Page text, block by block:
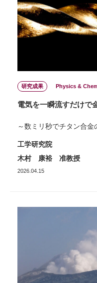
研究成果 Physics &
電気を一瞬流すだけで
～数ミリ秒でチタン合
工学研究院
木村 康裕 准教授
2026.04.15